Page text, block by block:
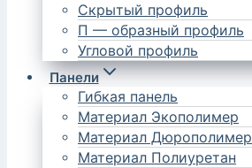
Скрытый профиль
П — образный профиль
Угловой профиль
Панели
Гибкая панель
Материал Экополимер
Материал Дюрополимер
Материал Полиуретан